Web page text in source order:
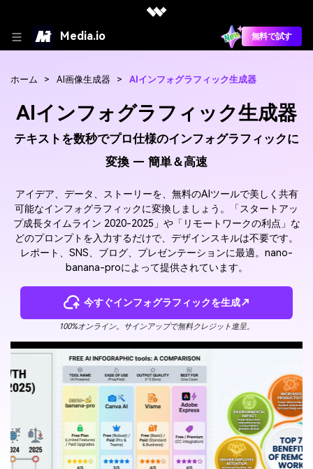
Media.io 無料で試す
ホーム > AI画像生成器 > AIインフォグラフィック生成器
AIインフォグラフィック生成器
テキストを数秒でプロ仕様のインフォグラフィックに
変換 — 簡単＆高速
アイデア、データ、ストーリーを、無料のAIツールで美しく共有
可能なインフォグラフィックに変換しましょう。「スタートアッ
プ成長タイムライン 2020-2025」や「リモートワークの利点」な
どのプロンプトを入力するだけで、デザインスキルは不要です。
レポート、SNS、ブログ、プレゼンテーションに最適。nano-
banana-proによって提供されています。
今すぐインフォグラフィックを生成↗
100%オンライン。サインアップで無料クレジット進呈。